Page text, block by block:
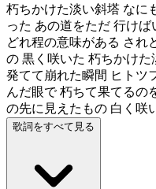
朽ちかけた淡い斜塔 なに
った あの道をただ 行け
どれ程の意味がある され
の 黒く咲いた 朽ちかけ
発てて崩れた瞬間 ヒトツ
んだ眼で 朽ちて果てるの
の先に見えたもの 白く咲
歌詞をすべて見る